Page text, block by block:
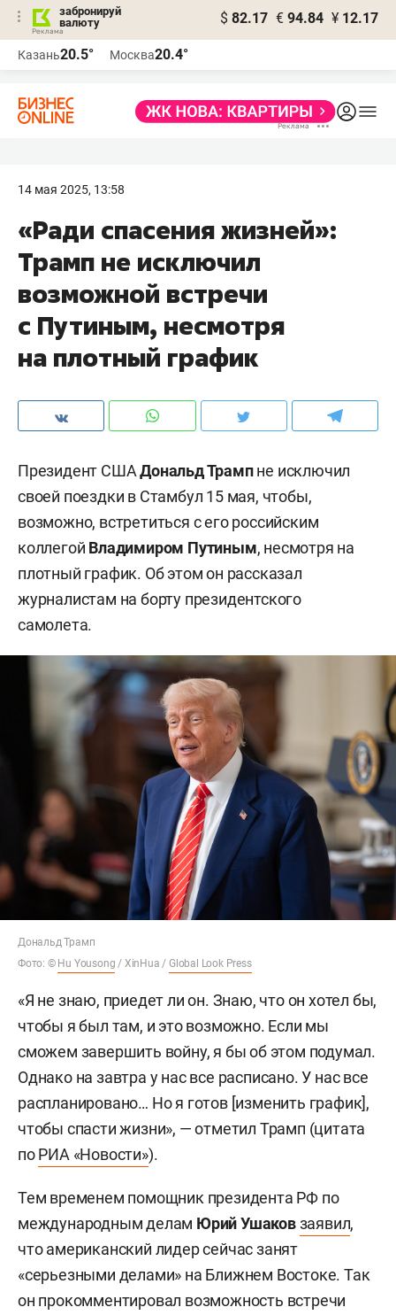
забронируй
валюту
$ 82.17 € 94.84 ¥ 12.17
Казань20.5° Москва20.4°
14 мая 2025, 13:58
«Ради спасения жизней»:
Трамп не исключил
возможной встречи
с Путиным, несмотря
на плотный график
Президент СШАДональд Трампне исключил
своей поездки в Стамбул 15 мая, чтобы,
возможно, встретиться с его российским
коллегой Владимиром Путиным, несмотря на
плотный график. Об этом он рассказал
журналистам на борту президентского
самолета.
Дональд Трамп
Фото: © Hu Yousong / XinHua /Global Look Press
«Я не знаю, приедет ли он. Знаю, что он хотел бы,
чтобы я был там, и это возможно. Если мы
сможем завершить войну, я бы об этом подумал.
Однако на завтра у нас все расписано. У нас все
распланировано… Но я готов [изменить график],
чтобы спасти жизни», — отметил Трамп (цитата
поРИА «Новости»).
Тем временем помощник президента РФ по
международным делам Юрий Ушаковзаявил,
что американский лидер сейчас занят
«серьезными делами» на Ближнем Востоке. Так
он прокомментировал возможность встречи